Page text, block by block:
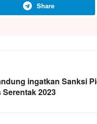
Share
ingatkan Sanksi
2023